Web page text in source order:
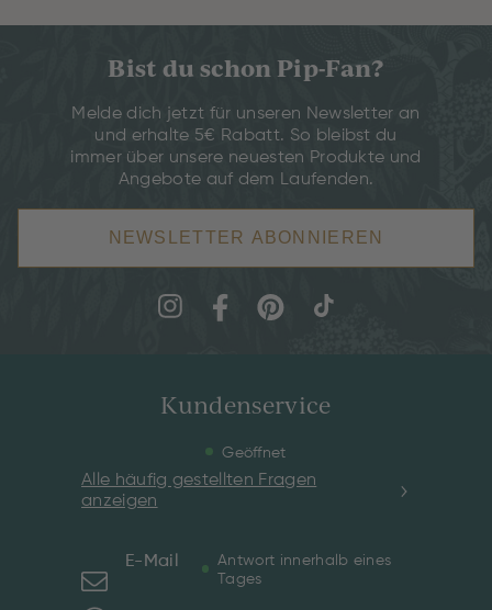
Bist du schon Pip-Fan?
Melde dich jetzt für unseren Newsletter an
und erhalte 5€ Rabatt. So bleibst du
immer über unsere neuesten Produkte und
Angebote auf dem Laufenden.
NEWSLETTER ABONNIEREN
Kundenservice
Geöffnet
Alle häufig gestellten Fragen
anzeigen
E-Mail
Antwort innerhalb eines
Tages